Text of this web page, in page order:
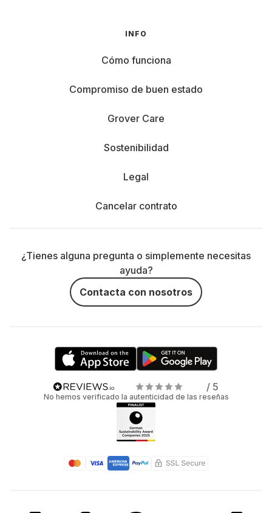
INFO
Cómo funciona
Compromiso de buen estado
Grover Care
Sostenibilidad
Legal
Cancelar contrato
¿Tienes alguna pregunta o simplemente necesitas
ayuda?
Contacta con nosotros
/ 5
No hemos verificado la autenticidad de las reseñas